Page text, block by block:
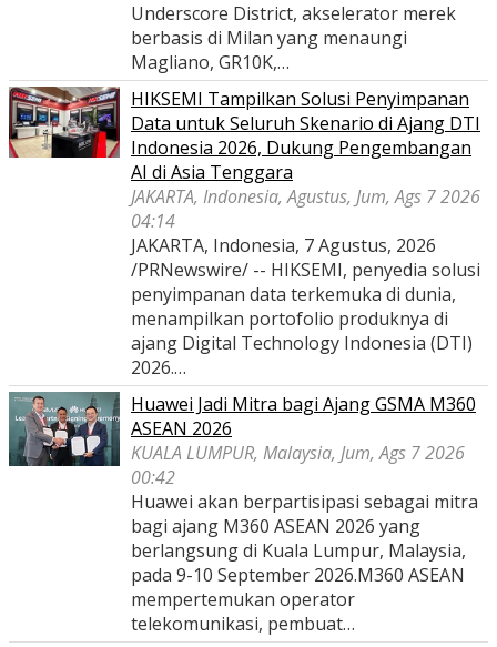
Underscore District, akselerator merek
berbasis di Milan yang menaungi
Magliano, GR10K,…
HIKSEMI Tampilkan Solusi Penyimpanan
Data untuk Seluruh Skenario di Ajang DTI
Indonesia 2026, Dukung Pengembangan
AI di Asia Tenggara
JAKARTA, Indonesia, Agustus, Jum, Ags 7 2026
04:14
JAKARTA, Indonesia, 7 Agustus, 2026
/PRNewswire/ -- HIKSEMI, penyedia solusi
penyimpanan data terkemuka di dunia,
menampilkan portofolio produknya di
ajang Digital Technology Indonesia (DTI)
2026.…
Huawei Jadi Mitra bagi Ajang GSMA M360
ASEAN 2026
KUALA LUMPUR, Malaysia, Jum, Ags 7 2026
00:42
Huawei akan berpartisipasi sebagai mitra
bagi ajang M360 ASEAN 2026 yang
berlangsung di Kuala Lumpur, Malaysia,
pada 9-10 September 2026.M360 ASEAN
mempertemukan operator
telekomunikasi, pembuat…